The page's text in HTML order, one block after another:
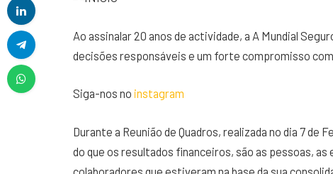
Ao assinalar 20 anos de actividade, a A Mundial
decisões responsáveis e um forte compromisso com
Siga-nos no instagram
Durante a Reunião de Quadros, realizada no dia 7 de
do que os resultados financeiros, são as pessoas, as
colaboradores que estiveram na base da sua